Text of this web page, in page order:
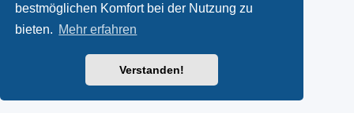
bestmöglichen Komfort bei der Nutzung zu
bieten. Mehr erfahren
Verstanden!